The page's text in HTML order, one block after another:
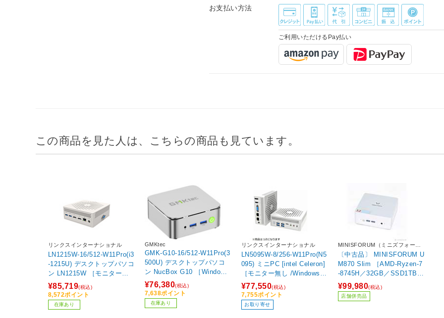
お支払い方法
ご利用いただけるPay払い
この商品を見た人は、こちらの商品も見ています。
リンクスインターナショナル
LN1215W-16/512-W11Pro(i3
-1215U) デスクトップパソコ
ン LN1215W ［モニター無
し /Windows11 Pro /intel Co
re i3 /メモリ：16GB /SS
D：512GB /2025年2月モデ
ル］
¥85,719(税込)
8,572ポイント
在庫あり
GMKtec
GMK-G10-16/512-W11Pro(3
500U) デスクトップパソコ
ン NucBox G10 ［Windows
11 Pro /AMD Ryzen5 /メモ
リ：16GB /SSD：512GB /2
025年7月モデル］
¥76,380(税込)
7,638ポイント
在庫あり
リンクスインターナショナル
LN5095W-8/256-W11Pro(N5
095) ミニPC [intel Celeron]
［モニター無し /Windows11
Pro /メモリ：8GB /SSD：2
56GB /2026年5月モデル］
¥77,550(税込)
7,755ポイント
お取り寄せ
MINISFORUM（ミニズフォーラ
ム）
〔中古品〕 MINISFORUM U
M870 Slim ［AMD-Ryzen-7
-8745H／32GB／SSD1TB／
Windows11 Pro］
¥99,980(税込)
店舗併売品